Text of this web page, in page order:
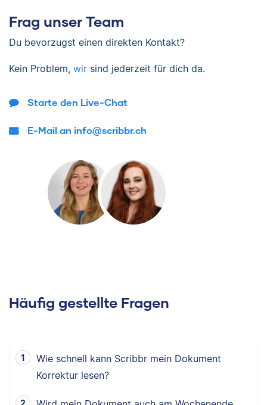
Frag unser Team
Du bevorzugst einen direkten Kontakt?
Kein Problem, wir sind jederzeit für dich da.
Starte den Live-Chat
E-Mail an info@scribbr.ch
Häufig gestellte Fragen
Wie schnell kann Scribbr mein Dokument
Korrektur lesen?